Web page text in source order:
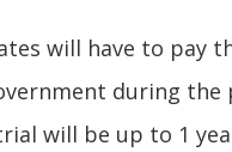
will have to pay
during
will be up to 1